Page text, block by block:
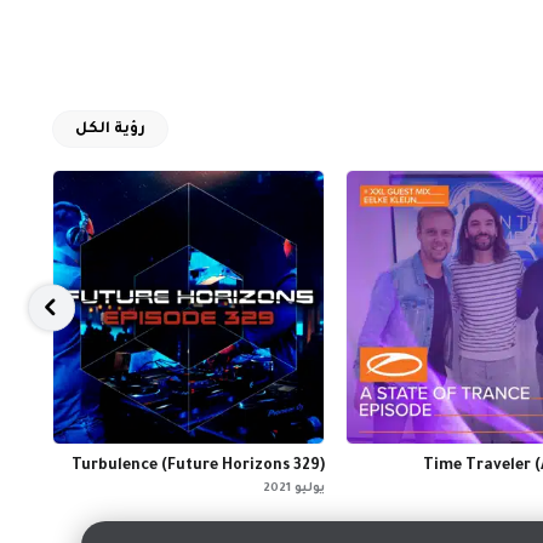
رؤية الكل
Time Traveler
Turbulence (Future Horizons 329)
يوليو 2021